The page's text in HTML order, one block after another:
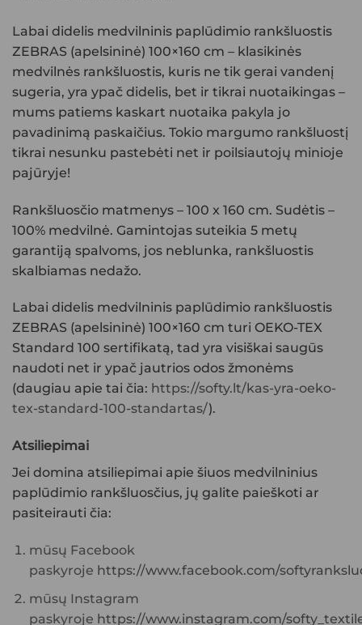
Labai didelis medvilninis paplūdimio rankšluostis
ZEBRAS (apelsininė) 100×160 cm – klasikinės
medvilnės rankšluostis, kuris ne tik gerai vandenį
sugeria, yra ypač didelis, bet ir tikrai nuotaikingas –
mums patiems kaskart nuotaika pakyla jo
pavadinimą paskaičius. Tokio margumo rankšluostį
tikrai nesunku pastebėti net ir poilsiautojų minioje
pajūryje!
Rankšluosčio matmenys – 100 x 160 cm. Sudėtis –
100% medvilnė. Gamintojas suteikia 5 metų
garantiją spalvoms, jos neblunka, rankšluostis
skalbiamas nedažo.
Labai didelis medvilninis paplūdimio rankšluostis
ZEBRAS (apelsininė) 100×160 cm turi OEKO-TEX
Standard 100 sertifikatą, tad yra visiškai saugūs
naudoti net ir ypač jautrios odos žmonėms
(daugiau apie tai čia: https://softy.lt/kas-yra-oeko-
tex-standard-100-standartas/).
Atsiliepimai
Jei domina atsiliepimai apie šiuos medvilninius
paplūdimio rankšluosčius, jų galite paieškoti ar
pasiteirauti čia:
mūsų Facebook
paskyroje https://www.facebook.com/
mūsų Instagram
paskyroje https://www.instagram.com/